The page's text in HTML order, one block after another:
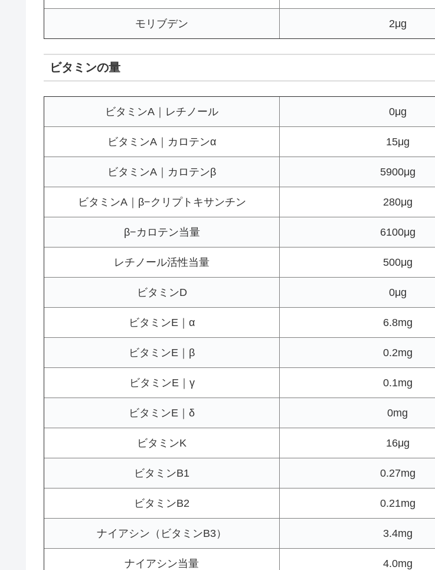
モリブデン 2μg
ビタミンの量
ビタミンA｜レチノール 0μg
ビタミンA｜カロテンα 15μg
ビタミンA｜カロテンβ 5900μg
ビタミンA｜β−クリプトキサンチン 280μg
β−カロテン当量 6100μg
レチノール活性当量 500μg
ビタミンD 0μg
ビタミンE｜α 6.8mg
ビタミンE｜β 0.2mg
ビタミンE｜γ 0.1mg
ビタミンE｜δ 0mg
ビタミンK 16μg
ビタミンB1 0.27mg
ビタミンB2 0.21mg
ナイアシン（ビタミンB3） 3.4mg
ナイアシン当量 4.0mg